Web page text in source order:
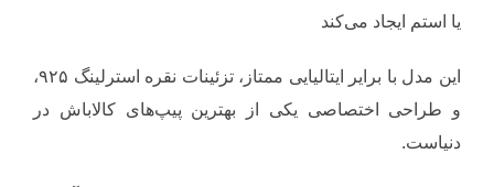
یا استم ایجاد می‌کند
این مدل با برایر ایتالیایی ممتاز، تزئینات نقره استرلینگ ۹۲۵،
و طراحی اختصاصی یکی از بهترین پیپ‌های کالاباش در
دنیاست.